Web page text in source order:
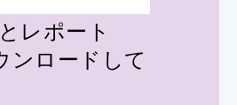
レポート
ンロードして